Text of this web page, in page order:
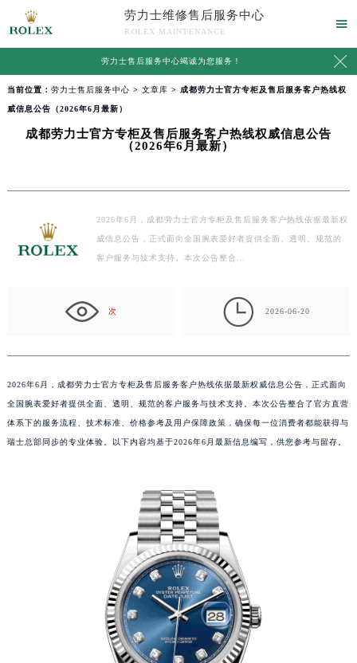
劳力士维修售后服务中心
ROLEX MAINTENANCE

劳力士售后服务中心竭诚为您服务！ 
当前位置： 劳力士售后服务中心 > 文章库 > 成都劳力士官方专柜及售后服务客户热线权
威信息公告（2026年6月最新）
成都劳力士官方专柜及售后服务客户热线权威信息公告
（2026年6月最新）
2026年6月，成都劳力士官方专柜及售后服务客户热线依据最新权
威信息公告，正式面向全国腕表爱好者提供全面、透明、规范的
客户服务与技术支持。本次公告整合…
次  2026-06-20
2026年6月，成都劳力士官方专柜及售后服务客户热线依据最新权威信息公告，正式面向
全国腕表爱好者提供全面、透明、规范的客户服务与技术支持。本次公告整合了官方直营
体系下的服务流程、技术标准、价格参考及用户保障政策，确保每一位消费者都能获得与
瑞士总部同步的专业体验。以下内容均基于2026年6月最新信息编写，供您参考与留存。